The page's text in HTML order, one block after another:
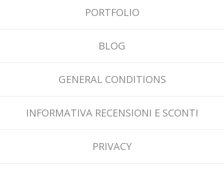
PORTFOLIO
BLOG
GENERAL CONDITIONS
INFORMATIVA RECENSIONI E SCONTI
PRIVACY